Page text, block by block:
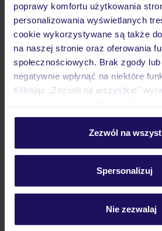
poprawy komfortu użytkowania
personalizowania wyświetlanych
cookie wykorzystywane są także
na naszej stronie oraz oferowania
społecznościowych. Brak zgody
negatywnie wpłynąć na niektóre
Klikając „Zezwól na wszystkie”
personalizować swój wybór
Szczegółowe informacje o plikach
Zezwól na
Spersonalizuj
Nie zezwalaj
Atrakcje
Ważne informacje
Często zadawane pytania
Jak zmienić uczestników/osobę
Na jakiej podstawie i gdzie otrzymam
Zobacz więcej